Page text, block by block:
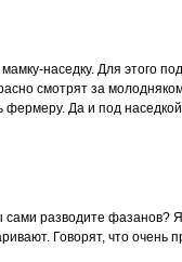
наседку. Для этого
смотрят за
фермеру. Да и под
сами разводите фазанов?
Говорят, что очень